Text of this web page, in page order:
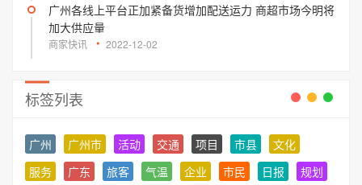
广州各线上平台正加紧备货增加配送运力 商超市场今明将
加大供应量
商家快讯 2022-12-02
标签列表
广州 广州市 活动 交通 项目 市县
文化
服务
广东 旅客 气温 企业 市民 日报
规划